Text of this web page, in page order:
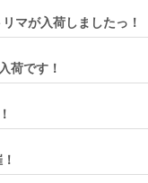
マが入荷しましたっ！
です！